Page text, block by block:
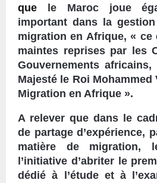
que le Maroc joue
important dans la
migration en Afrique, «
maintes reprises par les
Gouvernements
Majesté le Roi Mohammed
Migration en Afrique ».
A relever que dans le
de partage d’expérience,
matière de migration,
l’initiative d’abriter le
dédié à l’étude et à